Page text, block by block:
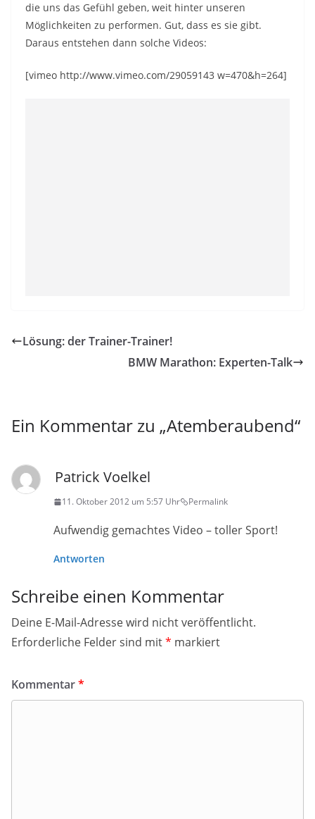
die uns das Gefühl geben, weit hinter unseren
Möglichkeiten zu performen. Gut, dass es sie gibt.
Daraus entstehen dann solche Videos:
[vimeo http://www.vimeo.com/29059143 w=470&h=264]
Lösung: der Trainer-Trainer!
BMW Marathon: Experten-Talk
Ein Kommentar zu „Atemberaubend“
Patrick Voelkel
11. Oktober 2012 um 5:57 Uhr Permalink
Aufwendig gemachtes Video – toller Sport!
Antworten
Schreibe einen Kommentar
Deine E-Mail-Adresse wird nicht veröffentlicht.
Erforderliche Felder sind mit* markiert
Kommentar*